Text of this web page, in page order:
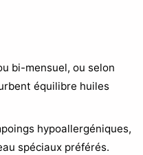
bi-mensuel, ou selon
équilibre huiles
hypoallergéniques,
spéciaux préférés.